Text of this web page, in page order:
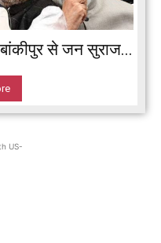
से जन सुराज...
US-